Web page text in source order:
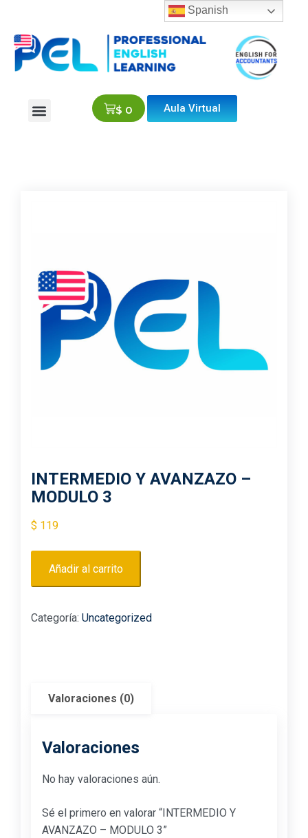
$ 0 Aula Virtual
INTERMEDIO Y AVANZAZO –
MODULO 3
$ 119
Añadir al carrito
Categoría: Uncategorized
Valoraciones (0)
Valoraciones
No hay valoraciones aún.
Sé el primero en valorar “INTERMEDIO Y
AVANZAZO – MODULO 3”
Spanish